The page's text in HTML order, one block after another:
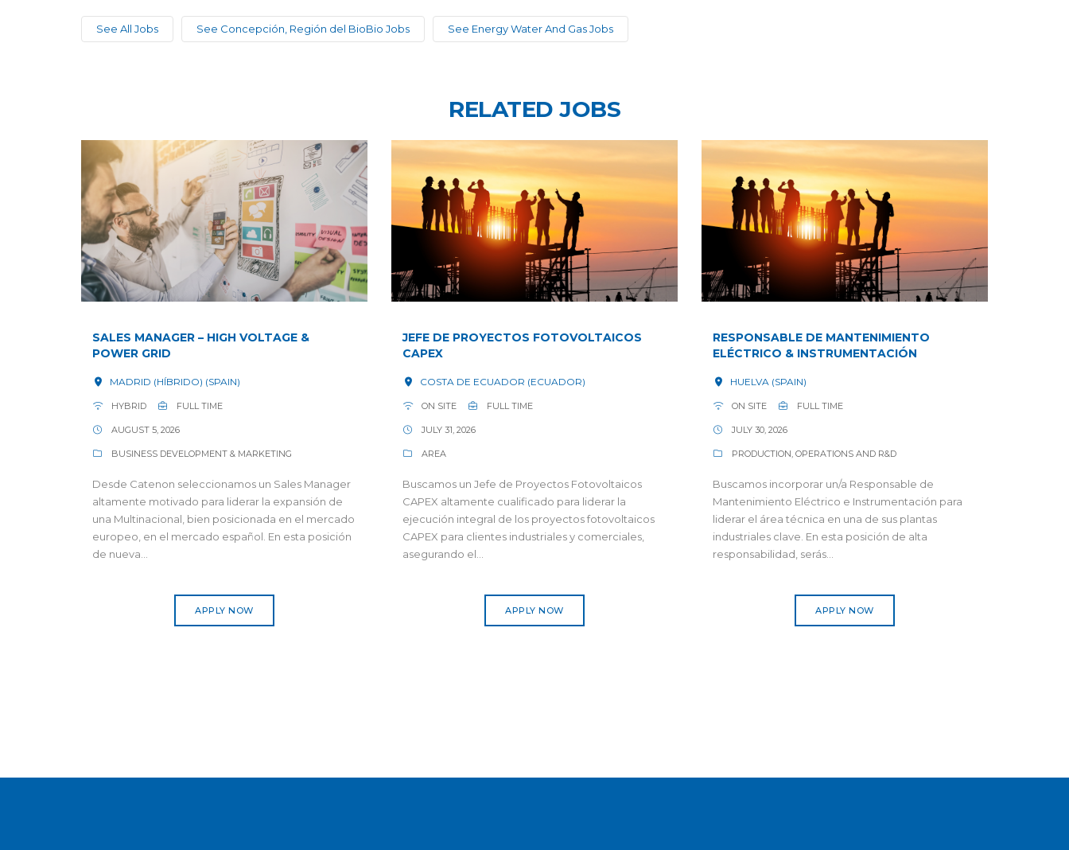
See All Jobs See Concepción, Región del BioBio Jobs See Energy Water And Gas Jobs
RELATED JOBS
SALES MANAGER – HIGH VOLTAGE &
POWER GRID
MADRID (HÍBRIDO) (SPAIN)
HYBRID FULL TIME
AUGUST 5, 2026
BUSINESS DEVELOPMENT & MARKETING
Desde Catenon seleccionamos un Sales Manager
altamente motivado para liderar la expansión de
una Multinacional, bien posicionada en el mercado
europeo, en el mercado español. En esta posición
de nueva...
APPLY NOW
JEFE DE PROYECTOS FOTOVOLTAICOS
CAPEX
COSTA DE ECUADOR (ECUADOR)
ON SITE FULL TIME
JULY 31, 2026
AREA
Buscamos un Jefe de Proyectos Fotovoltaicos
CAPEX altamente cualificado para liderar la
ejecución integral de los proyectos fotovoltaicos
CAPEX para clientes industriales y comerciales,
asegurando el...
APPLY NOW
RESPONSABLE DE MANTENIMIENTO
ELÉCTRICO & INSTRUMENTACIÓN
HUELVA (SPAIN)
ON SITE FULL TIME
JULY 30, 2026
PRODUCTION, OPERATIONS AND R&D
Buscamos incorporar un/a Responsable de
Mantenimiento Eléctrico e Instrumentación para
liderar el área técnica en una de sus plantas
industriales clave. En esta posición de alta
responsabilidad, serás...
APPLY NOW